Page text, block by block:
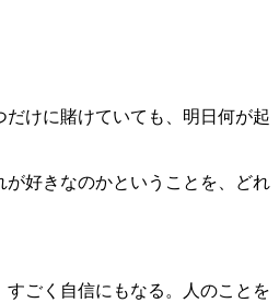
けに賭けていても、明日何が起
好きなのかということを、どれ
ごく自信にもなる。人のことを